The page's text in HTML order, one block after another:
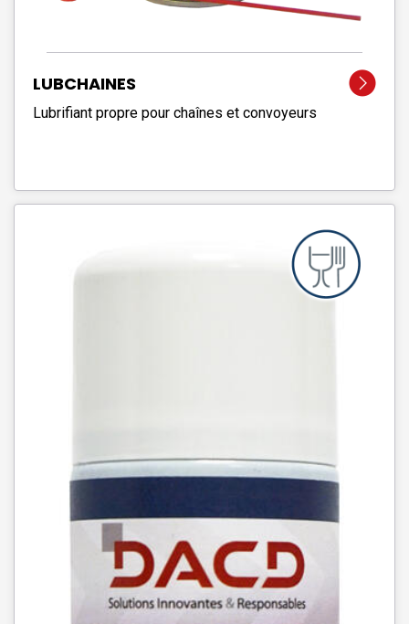
LUBCHAINES
Lubrifiant propre pour chaînes et convoyeurs